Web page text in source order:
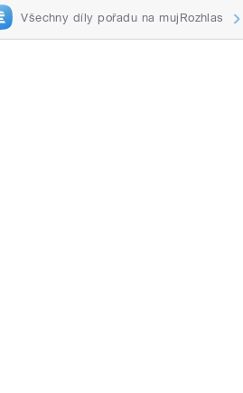
Všechny díly pořadu na mujRozhlas